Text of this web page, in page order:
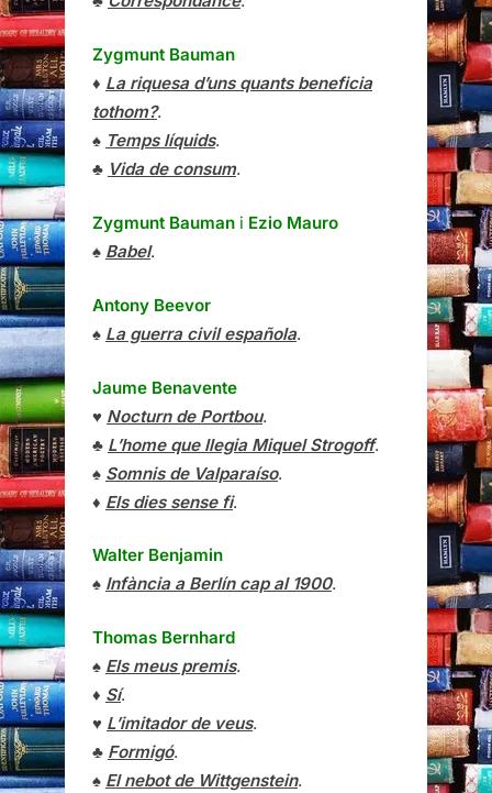
Zygmunt Bauman
♦ La riquesa d’uns quants beneficia
tothom?.
♠ Temps líquids.
♣ Vida de consum.
Zygmunt Bauman i Ezio Mauro
♠ Babel.
Antony Beevor
♠ La guerra civil española.
Jaume Benavente
♥ Nocturn de Portbou.
♣ L’home que llegia Miquel Strogoff.
♠ Somnis de Valparaíso.
♦ Els dies sense fi.
Walter Benjamin
♠ Infància a Berlín cap al 1900.
Thomas Bernhard
♠ Els meus premis.
♦ Sí.
♥ L’imitador de veus.
♣ Formigó.
♠ El nebot de Wittgenstein.